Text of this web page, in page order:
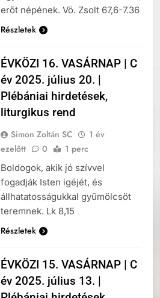
erőt népének. Vö. Zsolt 67,6-7.36
Részletek
ÉVKÖZI 16. VASÁRNAP | C
év 2025. július 20. |
Plébániai hirdetések,
liturgikus rend
Simon Zoltán SC
1 év
ezelőtt
0 1 perc
Boldogok, akik jó szívvel
fogadják Isten igéjét, és
állhatatosságukkal gyümölcsöt
teremnek. Lk 8,15
Részletek
ÉVKÖZI 15. VASÁRNAP | C
év 2025. július 13. |